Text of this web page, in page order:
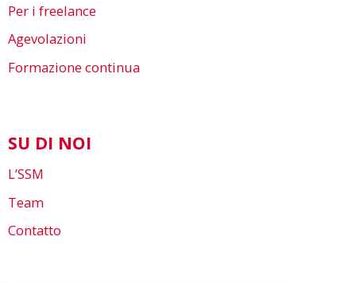
Per i freelance
Agevolazioni
Formazione continua
SU DI NOI
L’SSM
Team
Contatto